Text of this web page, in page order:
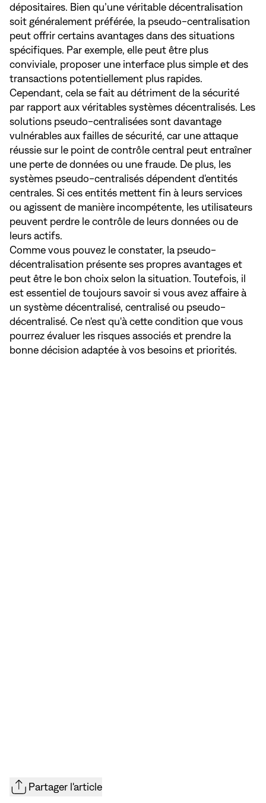
dépositaires. Bien qu’une véritable décentralisation
soit généralement préférée, la pseudo-centralisation
peut offrir certains avantages dans des situations
spécifiques. Par exemple, elle peut être plus
conviviale, proposer une interface plus simple et des
transactions potentiellement plus rapides.
Cependant, cela se fait au détriment de la sécurité
par rapport aux véritables systèmes décentralisés. Les
solutions pseudo-centralisées sont davantage
vulnérables aux failles de sécurité, car une attaque
réussie sur le point de contrôle central peut entraîner
une perte de données ou une fraude. De plus, les
systèmes pseudo-centralisés dépendent d'entités
centrales. Si ces entités mettent fin à leurs services
ou agissent de manière incompétente, les utilisateurs
peuvent perdre le contrôle de leurs données ou de
leurs actifs.
Comme vous pouvez le constater, la pseudo-
décentralisation présente ses propres avantages et
peut être le bon choix selon la situation. Toutefois, il
est essentiel de toujours savoir si vous avez affaire à
un système décentralisé, centralisé ou pseudo-
décentralisé. Ce n'est qu'à cette condition que vous
pourrez évaluer les risques associés et prendre la
bonne décision adaptée à vos besoins et priorités.
Partager l'article